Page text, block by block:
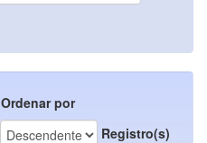
Ordenar por
Registro(s)